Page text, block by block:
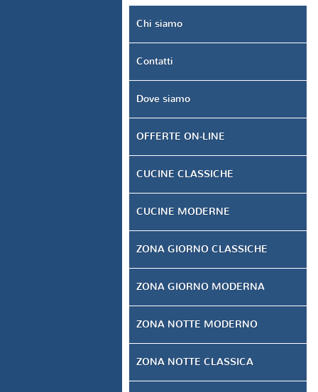
Chi siamo
Contatti
Dove siamo
OFFERTE ON-LINE
CUCINE CLASSICHE
CUCINE MODERNE
ZONA GIORNO CLASSICHE
ZONA GIORNO MODERNA
ZONA NOTTE MODERNO
ZONA NOTTE CLASSICA